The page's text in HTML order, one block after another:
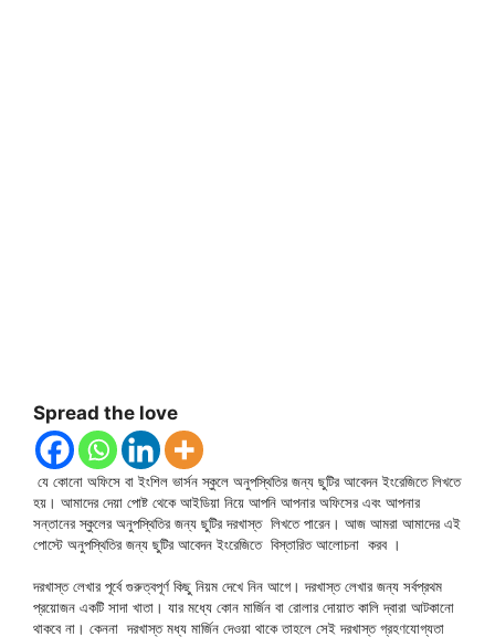
Spread the love
যে কোনো অফিসে বা ইংশিল ভার্সন স্কুলে অনুপস্থিতির জন্য ছুটির আবেদন ইংরেজিতে লিখতে
হয়। আমাদের দেয়া পোষ্ট থেকে আইডিয়া নিয়ে আপনি আপনার অফিসের এবং আপনার
সন্তানের স্কুলের অনুপস্থিতির জন্য ছুটির দরখাস্ত লিখতে পারেন। আজ আমরা আমাদের এই
পোস্টে অনুপস্থিতির জন্য ছুটির আবেদন ইংরেজিতে বিস্তারিত আলোচনা করব ।
দরখাস্ত লেখার পূর্বে গুরুত্বপূর্ণ কিছু নিয়ম দেখে নিন আগে। দরখাস্ত লেখার জন্য সর্বপ্রথম
প্রয়োজন একটি সাদা খাতা। যার মধ্যে কোন মার্জিন বা রোলার দোয়াত কালি দ্বারা আটকানো
থাকবে না। কেননা দরখাস্ত মধ্য মার্জিন দেওয়া থাকে তাহলে সেই দরখাস্ত গ্রহণযোগ্যতা